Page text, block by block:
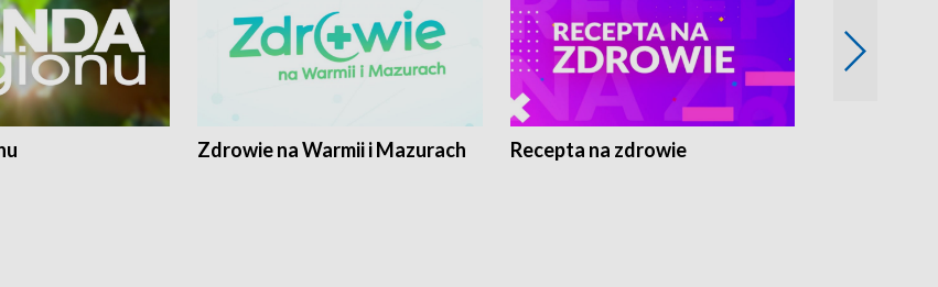
Zdrowie na Warmii i Mazurach Recepta na zdrowie